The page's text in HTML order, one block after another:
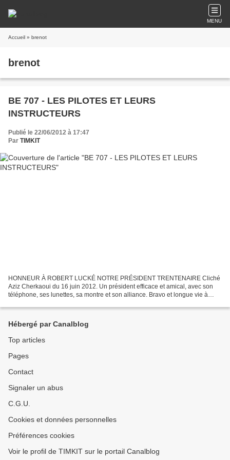
MENU
Accueil » brenot
brenot
BE 707 - LES PILOTES ET LEURS
INSTRUCTEURS
Publié le 22/06/2012 à 17:47
Par TIMKIT
HONNEUR À ROBERT LUCKÉ NOTRE PRÉSIDENT TRENTENAIRE Cliché
Aziz Cherkaoui du 16 juin 2012. Un président efficace et amical, avec son
téléphone, ses lunettes, sa montre et son alliance. Bravo et longue vie à
Hébergé par Canalblog
Top articles
Pages
Contact
Signaler un abus
C.G.U.
Cookies et données personnelles
Préférences cookies
Voir le profil de TIMKIT sur le portail Canalblog